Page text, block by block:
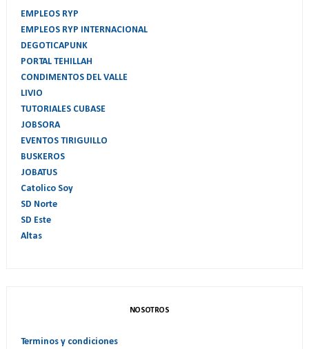
EMPLEOS RYP
EMPLEOS RYP INTERNACIONAL
DEGOTICAPUNK
PORTAL TEHILLAH
CONDIMENTOS DEL VALLE
LIVIO
TUTORIALES CUBASE
JOBSORA
EVENTOS TIRIGUILLO
BUSKEROS
JOBATUS
Catolico Soy
SD Norte
SD Este
Altas
NOSOTROS
Terminos y condiciones